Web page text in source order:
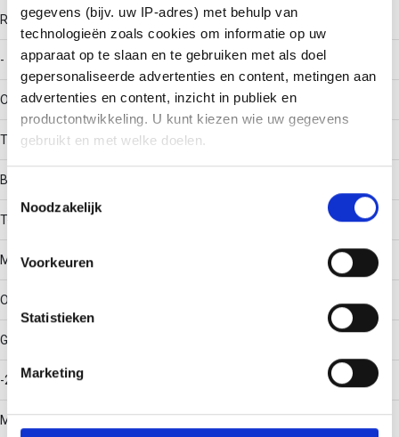
gegevens (bijv. uw IP-adres) met behulp van
technologieën zoals cookies om informatie op uw
apparaat op te slaan en te gebruiken met als doel
gepersonaliseerde advertenties en content, metingen aan
advertenties en content, inzicht in publiek en
productontwikkeling. U kunt kiezen wie uw gegevens
gebruikt en met welke doelen.
Informatie verzamelen over uw geografische locatie,
Uw apparaat identificeren door het actief te scannen
op specifieke eigenschappen (fingerprinting)
verwerkt en stel uw voorkeuren in het
detailgedeelte in.
personaliseren, om functies voor social media te bieden
Noodzakelijk
Voorkeuren
Statistieken
Marketing
RAL-nummer
-
Oppervlaktebescherming
Thermisch verzinkt (Hot-dip)
Bouwvorm
T-stuk horizontaal
Materiaalkwaliteit
Overig
Gebruikstemperatuur
-20 - 120
Materiaal